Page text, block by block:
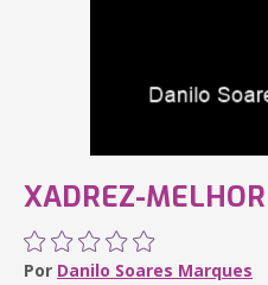
XADREZ-
Por Danilo Soares Marques